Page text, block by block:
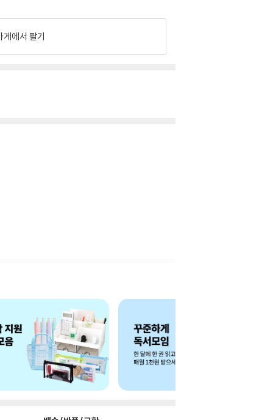
게에서 팔기